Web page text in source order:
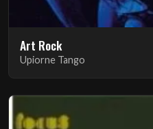
Art Rock
Upiorne Tango